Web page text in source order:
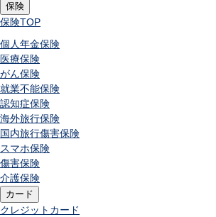
保険
保険TOP
個人年金保険
医療保険
がん保険
就業不能保険
認知症保険
海外旅行保険
国内旅行傷害保険
スマホ保険
傷害保険
介護保険
カード
クレジットカード